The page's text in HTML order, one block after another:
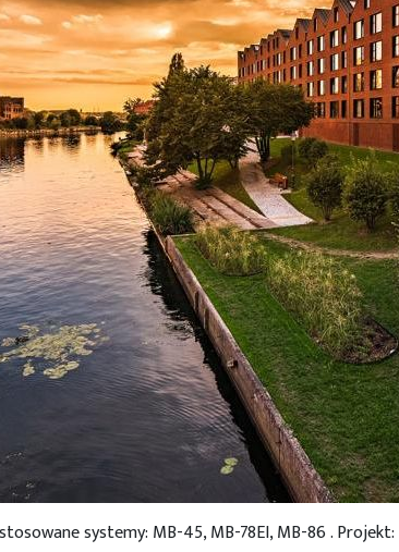
systemy: MB-45, MB-78EI, MB-86 .